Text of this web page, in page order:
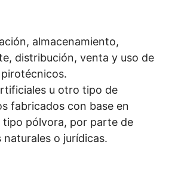
almacenamiento,
distribución, venta y uso de
u otro tipo de
fabricados con base en
tipo pólvora, por parte de
naturales o jurídicas.